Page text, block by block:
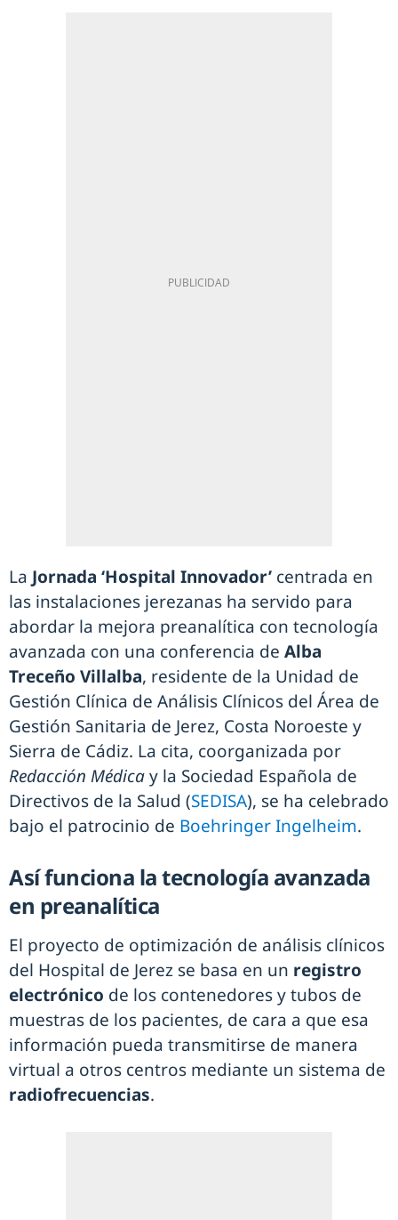
La Jornada ‘Hospital Innovador’ centrada en
las instalaciones jerezanas ha servido para
abordar la mejora preanalítica con tecnología
avanzada con una conferencia de Alba
Treceño Villalba, residente de la Unidad de
Gestión Clínica de Análisis Clínicos del Área de
Gestión Sanitaria de Jerez, Costa Noroeste y
Sierra de Cádiz. La cita, coorganizada por
Redacción Médicay la Sociedad Española de
Directivos de la Salud (SEDISA), se ha celebrado
bajo el patrocinio de Boehringer Ingelheim.
Así funciona la tecnología avanzada
en preanalítica
El proyecto de optimización de análisis clínicos
del Hospital de Jerez se basa en un registro
electrónico de los contenedores y tubos de
muestras de los pacientes, de cara a que esa
información pueda transmitirse de manera
virtual a otros centros mediante un sistema de
radiofrecuencias.